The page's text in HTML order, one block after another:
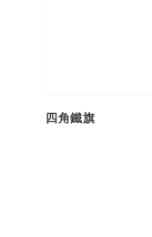
四角鐵旗